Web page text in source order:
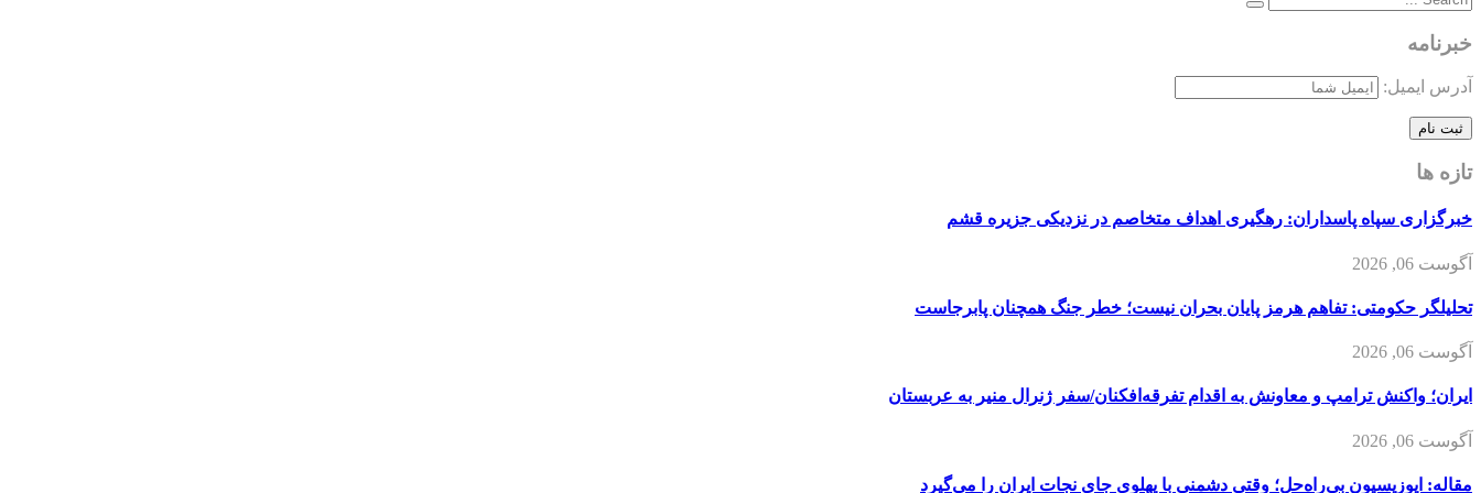
خبرنامه
آدرس ایمیل:
تازه ها
خبرگزاری سپاه پاسداران: رهگیری اهداف متخاصم در نزدیکی جزیره قشم
آگوست 06, 2026
تحلیلگر حکومتی: تفاهم هرمز پایان بحران نیست؛ خطر جنگ همچنان پابرجاست
آگوست 06, 2026
ایران؛ واکنش ترامپ و معاونش به اقدام تفرقه‌افکنان/سفر ژنرال منیر به عربستان
آگوست 06, 2026
مقاله: اپوزیسیون بی‌راه‌حل؛ وقتی دشمنی با پهلوی جای نجات ایران را می‌گیرد